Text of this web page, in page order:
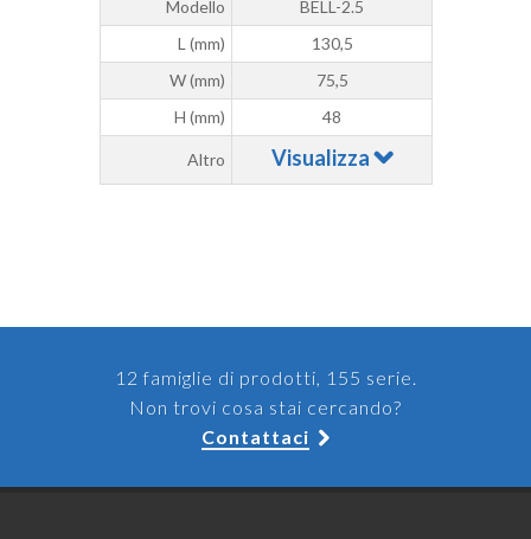
Modello
BELL-2.5
L (mm)
130,5
W (mm)
75,5
H (mm)
48
Altro Visualizza
12 famiglie di prodotti, 155 serie.
Non trovi cosa stai cercando?
Contattaci